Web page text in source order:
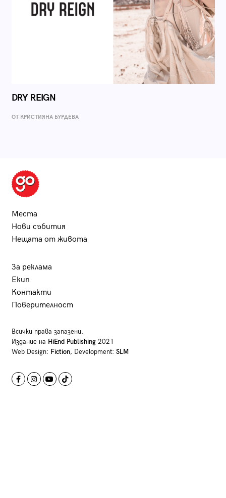
DRY REIGN
ОТ КРИСТИЯНА БУРДЕВА
Места
Нови събития
Нещата от живота
За реклама
Екип
Контакти
Поверителност
Всички права запазени.
Издание на HiEnd Publishing2021
Web Design: Fiction, Development: SLM